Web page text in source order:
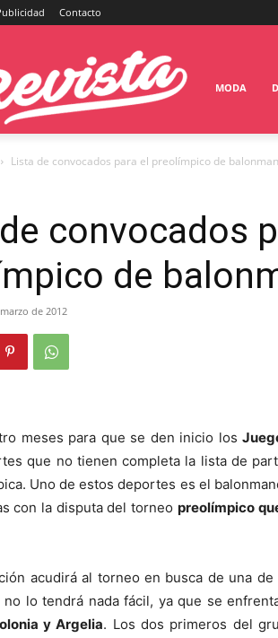
Contacto
MODA
Lista de convocados para el preolímpico de
convocados
de
de 2012
meses para que se den inicio los
que no tienen completa la lista de
Uno de estos deportes es el
con la disputa del torneo preolímpico
acudirá al torneo en busca de una
no lo tendrá nada fácil, ya que se
y Argelia. Los dos primeros del